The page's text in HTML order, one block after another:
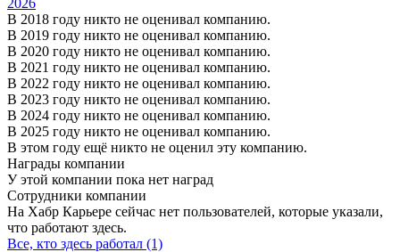
В 2018 году никто не оценивал компанию.
В 2019 году никто не оценивал компанию.
В 2020 году никто не оценивал компанию.
В 2021 году никто не оценивал компанию.
В 2022 году никто не оценивал компанию.
В 2023 году никто не оценивал компанию.
В 2024 году никто не оценивал компанию.
В 2025 году никто не оценивал компанию.
В этом году ещё никто не оценил эту компанию.
Награды компании
У этой компании пока нет наград
Сотрудники компании
На Хабр Карьере сейчас нет пользователей, которые указали,
что работают здесь.
Все, кто здесь работал (1)